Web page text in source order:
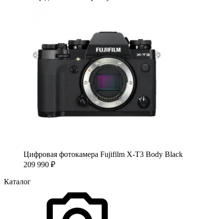
Цифровая фотокамера Fujifilm X-T3 Body Black
209 990 ₽
Каталог